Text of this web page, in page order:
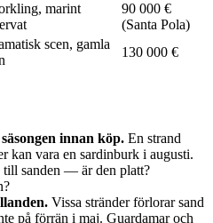
marint
90 000 €
(Santa Pola)
scen, gamla
130 000 €
innan köp. En strand
kan vara en sardinburk i augusti.
till sanden — är den platt?
Vissa stränder förlorar sand
på förrän i maj. Guardamar och